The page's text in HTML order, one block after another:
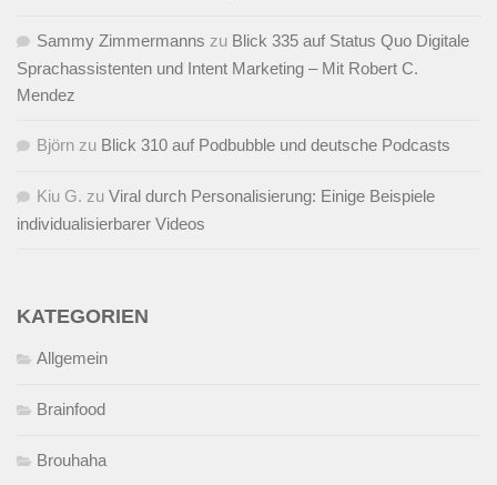
Sammy Zimmermanns zu Blick 335 auf Status Quo Digitale
Sprachassistenten und Intent Marketing – Mit Robert C.
Mendez
Björn zu Blick 310 auf Podbubble und deutsche Podcasts
Kiu G. zu Viral durch Personalisierung: Einige Beispiele
individualisierbarer Videos
KATEGORIEN
Allgemein
Brainfood
Brouhaha